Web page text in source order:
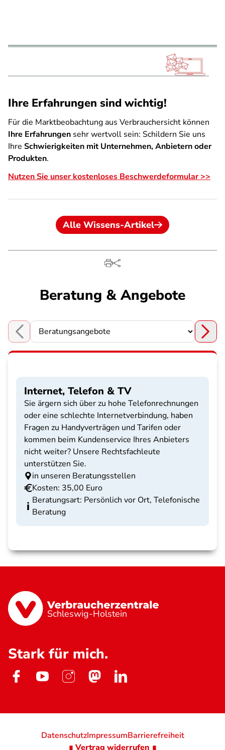
Ihre Erfahrungen sind wichtig!
Für die Marktbeobachtung aus Verbrauchersicht können
Ihre Erfahrungen sehr wertvoll sein: Schildern Sie uns
Ihre Schwierigkeiten mit Unternehmen, Anbietern oder
Produkten.
Nutzen Sie unser kostenloses Beschwerdeformular >>
Alle Wissens-Artikel
Beratung & Angebote
Choose a section
Internet, Telefon & TV
Sie ärgern sich über zu hohe Telefonrechnungen
oder eine schlechte Internetverbindung, haben
Fragen zu Handyverträgen und Tarifen oder
kommen beim Kundenservice Ihres Anbieters
nicht weiter? Unsere Rechtsfachleute
unterstützen Sie.
in unseren Beratungsstellen
Kosten: 35,00 Euro
Beratungsart: Persönlich vor Ort, Telefonische
Beratung
Schleswig-Holstein
Stark für mich.
DatenschutzImpressumBarrierefreiheit
∎ Vertrag widerrufen ∎